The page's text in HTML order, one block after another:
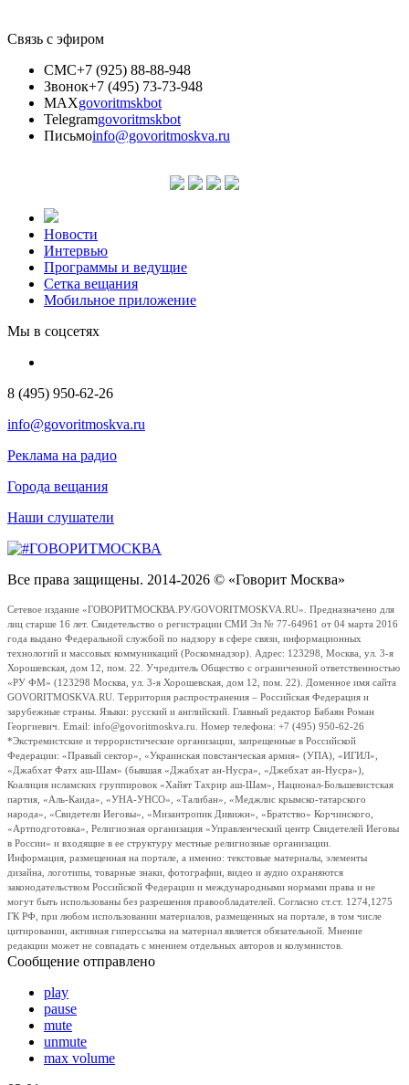
Связь с эфиром
СМС+7 (925) 88-88-948
Звонок+7 (495) 73-73-948
MAXgovoritmskbot
Telegramgovoritmskbot
Письмоinfo@govoritmoskva.ru
Новости
Интервью
Программы и ведущие
Сетка вещания
Мобильное приложение
Мы в соцсетях
8 (495) 950-62-26
info@govoritmoskva.ru
Реклама на радио
Города вещания
Наши слушатели
Все права защищены. 2014-2026 © «Говорит Москва»
Сетевое издание «ГОВОРИТМОСКВА.РУ/GOVORITMOSKVA.RU». Предназначено для
лиц старше 16 лет. Свидетельство о регистрации СМИ Эл № 77-64961 от 04 марта 2016
года выдано Федеральной службой по надзору в сфере связи, информационных
технологий и массовых коммуникаций (Роскомнадзор). Адрес: 123298, Москва, ул. 3-я
Хорошевская, дом 12, пом. 22. Учредитель Общество с ограниченной ответственностью
«РУ ФМ» (123298 Москва, ул. 3-я Хорошевская, дом 12, пом. 22). Доменное имя сайта
GOVORITMOSKVA.RU. Территория распространения – Российская Федерация и
зарубежные страны. Языки: русский и английский. Главный редактор Бабаян Роман
Георгиевич. Email: info@govoritmoskva.ru. Номер телефона: +7 (495) 950-62-26
*Экстремистские и террористические организации, запрещенные в Российской
Федерации: «Правый сектор», «Украинская повстанческая армия» (УПА), «ИГИЛ»,
«Джабхат Фатх аш-Шам» (бывшая «Джабхат ан-Нусра», «Джебхат ан-Нусра»),
Коалиция исламских группировок «Хайят Тахрир аш-Шам», Национал-Большевистская
партия, «Аль-Каида», «УНА-УНСО», «Талибан», «Меджлис крымско-татарского
народа», «Свидетели Иеговы», «Мизантропик Дивижн», «Братство» Корчинского,
«Артподготовка», Религиозная организация «Управленческий центр Свидетелей Иеговы
в России» и входящие в ее структуру местные религиозные организации.
Информация, размещенная на портале, а именно: текстовые материалы, элементы
дизайна, логотипы, товарные знаки, фотографии, видео и аудио охраняются
законодательством Российской Федерации и международными нормами права и не
могут быть использованы без разрешения правообладателей. Согласно ст.ст. 1274,1275
ГК РФ, при любом использовании материалов, размещенных на портале, в том числе
цитировании, активная гиперссылка на материал является обязательной. Мнение
редакции может не совпадать с мнением отдельных авторов и колумнистов.
Сообщение отправлено
play
pause
mute
unmute
max volume